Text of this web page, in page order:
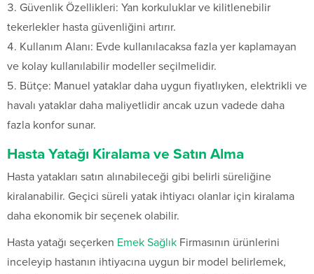
Güvenlik Özellikleri: Yan korkuluklar ve kilitlenebilir
tekerlekler hasta güvenliğini artırır.
Kullanım Alanı: Evde kullanılacaksa fazla yer kaplamayan
ve kolay kullanılabilir modeller seçilmelidir.
Bütçe: Manuel yataklar daha uygun fiyatlıyken, elektrikli ve
havalı yataklar daha maliyetlidir ancak uzun vadede daha
fazla konfor sunar.
Hasta Yatağı Kiralama ve Satın Alma
Hasta yatakları satın alınabileceği gibi belirli süreliğine
kiralanabilir. Geçici süreli yatak ihtiyacı olanlar için kiralama
daha ekonomik bir seçenek olabilir.
Hasta yatağı seçerken Emek Sağlık Firmasının ürünlerini
inceleyip hastanın ihtiyacına uygun bir model belirlemek,